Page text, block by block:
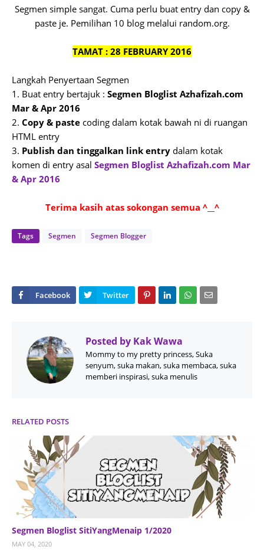
Segmen simple sangat. Cuma perlu buat entry dan copy &
paste je. Pemilihan 10 blog melalui random.org.
TAMAT : 28 FEBRUARY 2016
Langkah Penyertaan Segmen
1. Buat entry bertajuk : Segmen Bloglist Azhafizah.com
Mar & Apr 2016
2. Copy & paste coding dalam kotak bawah ni di ruangan
HTML entry
3. Publish dan tinggalkan link entry dalam kotak
komen di entry asal Segmen Bloglist Azhafizah.com Mar
& Apr 2016
Terima kasih atas sokongan semua ^__^
Tags Segmen Segmen Blogger
Posted by Kak Wawa
Mommy to my pretty princess, Suka
senyum, suka makan, suka membaca, suka
memberi inspirasi, suka menulis
RELATED POSTS
Segmen Bloglist SitiYangMenaip 1/2020
MAY 04, 2020